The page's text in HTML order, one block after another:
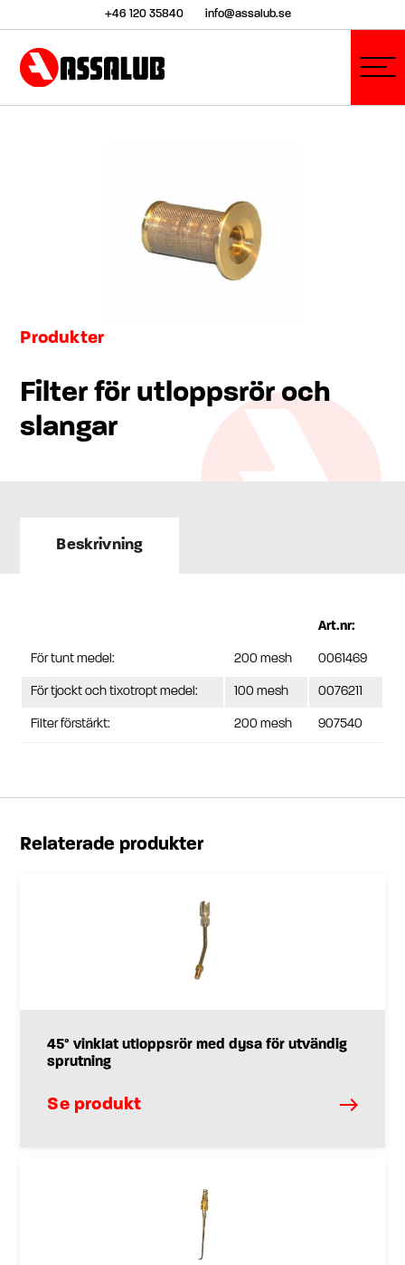
+46 120 35840 info@assalub.se
Produkter
Filter för utloppsrör och
slangar
Beskrivning
Art.nr:
För tunt medel: 200 mesh 0061469
För tjockt och tixotropt medel: 100 mesh 0076211
Filter förstärkt: 200 mesh 907540
Relaterade produkter
45° vinklat utloppsrör med dysa för utvändig
sprutning
Se produkt